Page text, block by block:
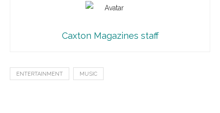
Caxton Magazines staff
ENTERTAINMENT MUSIC